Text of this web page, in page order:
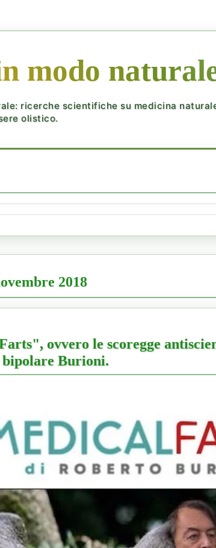
modo
ricerche scientifiche su medicina
olistico.
2018
ovvero le scoregge
Burioni.